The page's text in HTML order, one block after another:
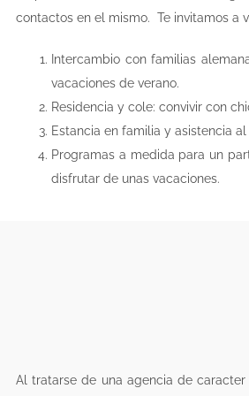
contactos en el mismo. Te invitamos a
Intercambio con familias
vacaciones de verano.
Residencia y cole: convivir con
Estancia en familia y asistencia
Programas a medida para un
disfrutar de unas vacaciones.
Al tratarse de una agencia de